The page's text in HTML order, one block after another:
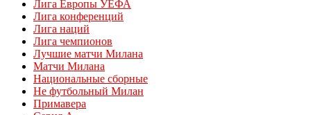
Лига Европы УЕФА
Лига конференций
Лига наций
Лига чемпионов
Лучшие матчи Милана
Матчи Милана
Национальные сборные
Не футбольный Милан
Примавера